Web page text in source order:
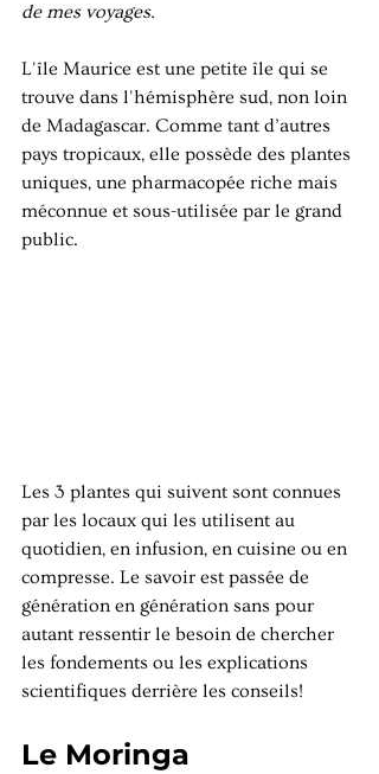
de mes voyages.
L'île Maurice est une petite île qui se
trouve dans l'hémisphère sud, non loin
de Madagascar. Comme tant d’autres
pays tropicaux, elle possède des plantes
uniques, une pharmacopée riche mais
méconnue et sous-utilisée par le grand
public.
Les 3 plantes qui suivent sont connues
par les locaux qui les utilisent au
quotidien, en infusion, en cuisine ou en
compresse. Le savoir est passée de
génération en génération sans pour
autant ressentir le besoin de chercher
les fondements ou les explications
scientifiques derrière les conseils!
Le Moringa